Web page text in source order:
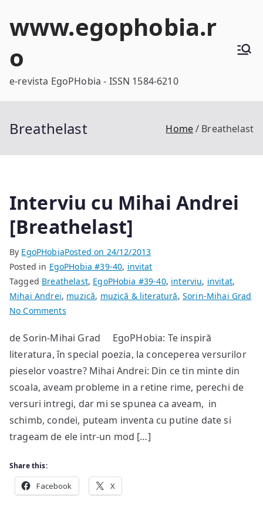
www.egophobia.r
o
e-revista EgoPHobia - ISSN 1584-6210
Breathelast Home Breathelast
Interviu cu Mihai Andrei
[Breathelast]
By EgoPHobiaPosted on 24/12/2013
Posted in EgoPHobia #39-40, invitat
Tagged Breathelast, EgoPHobia #39-40, interviu, invitat,
Mihai Andrei, muzică, muzică & literatură, Sorin-Mihai Grad
No Commentson
cu
Mihai
Andrei
[Breathelast]
de Sorin-Mihai Grad EgoPHobia: Te inspiră
literatura, în special poezia, la conceperea versurilor
pieselor voastre? Mihai Andrei: Din ce tin minte din
scoala, aveam probleme in a retine rime, perechi de
versuri intregi, dar mi se spunea ca aveam, in
schimb, condei, puteam inventa cu putine date si
trageam de ele intr-un mod […]
Share this:
Facebook X